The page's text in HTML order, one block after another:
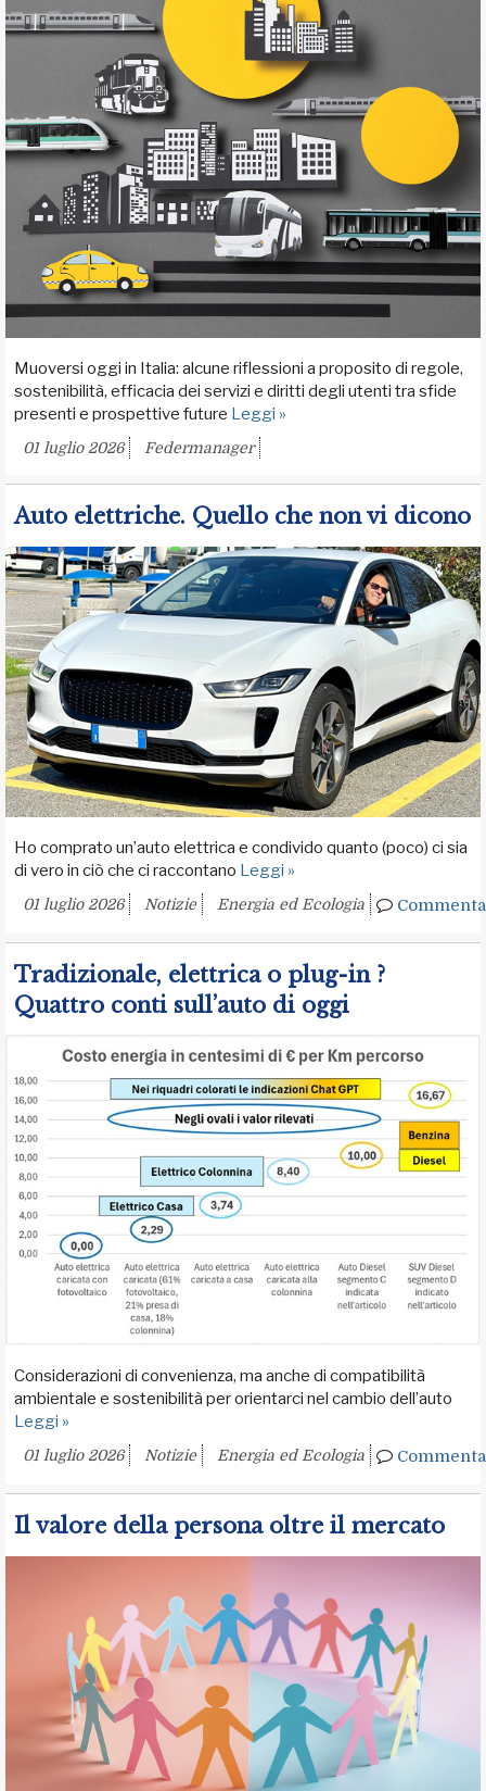
Muoversi oggi in Italia: alcune riflessioni a proposito di regole,
sostenibilità, efficacia dei servizi e diritti degli utenti tra sfide
presenti e prospettive future Leggi »
01 luglio 2026 Federmanager
Auto elettriche. Quello che non vi dicono
Ho comprato un’auto elettrica e condivido quanto (poco) ci sia
di vero in ciò che ci raccontano Leggi »
01 luglio 2026 Notizie Energia ed Ecologia Commenta
Tradizionale, elettrica o plug-in ?
Quattro conti sull’auto di oggi
Considerazioni di convenienza, ma anche di compatibilità
ambientale e sostenibilità per orientarci nel cambio dell’auto
Leggi »
01 luglio 2026 Notizie Energia ed Ecologia Commenta
Il valore della persona oltre il mercato